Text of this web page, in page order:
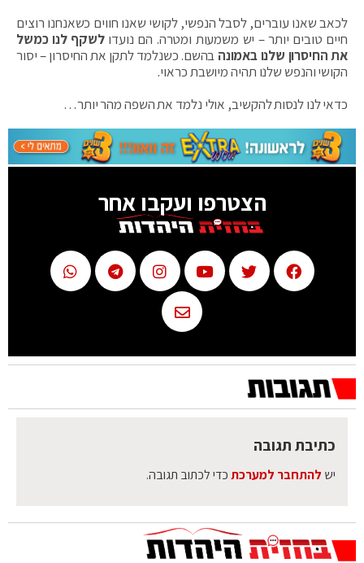
לכאב שאנו עוברים, לסבל הנפשי, לקושי שאנו חווים כשאנחנו רוצים
חיים טובים יותר – יש משמעות ומטרה. הם נועדולשקף לנו כמשל
את החיסרון שלנו באמונה בהשם. כשנלמד לתקן את החיסרון – יסור
הקושי והנפש שלנו תהיה מיושבת כראוי.
כדאי לנו לנסות להקשיב, אולי נלמד את השפה מהר יותר…
הצטרפו ועקבו אחר
כתיבת תגובה
יש להתחבר למערכתכדי לכתוב תגובה.